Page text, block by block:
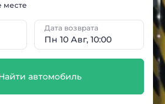
Пн 10 Авг, 10:00
Дата возврата
месте
автомобиль